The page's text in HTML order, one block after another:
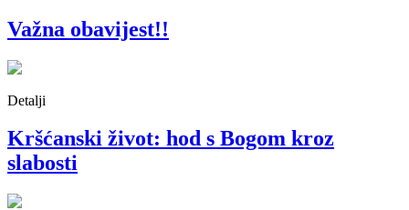
Važna obavijest!!
Detalji
Kršćanski život: hod s Bogom kroz
slabosti